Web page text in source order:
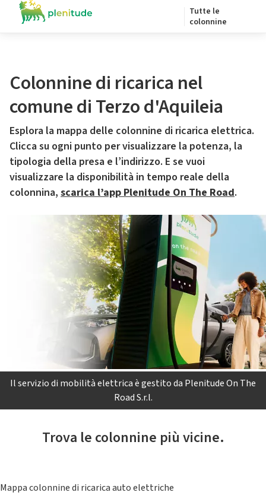
Tutte le
colonnine
Colonnine di ricarica nel
comune di Terzo d'Aquileia
Esplora la mappa delle colonnine di ricarica elettrica.
Clicca su ogni punto per visualizzare la potenza, la
tipologia della presa e l’indirizzo. E se vuoi
visualizzare la disponibilità in tempo reale della
colonnina, scarica l’app Plenitude On The Road.
Il servizio di mobilità elettrica è gestito da Plenitude On The
Road S.r.l.
Trova le colonnine più vicine.
Mappa colonnine di ricarica auto elettriche